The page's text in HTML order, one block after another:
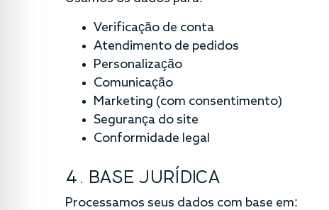
Verificação de conta
Atendimento de pedidos
Personalização
Comunicação
Marketing (com consentimento)
Segurança do site
Conformidade legal
4. BASE JURÍDICA
Processamos seus dados com base em: